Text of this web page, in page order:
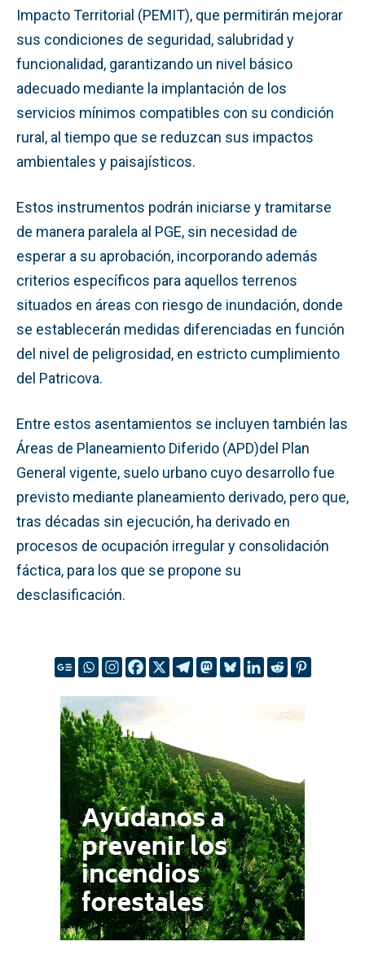
Impacto Territorial (PEMIT), que permitirán mejorar
sus condiciones de seguridad, salubridad y
funcionalidad, garantizando un nivel básico
adecuado mediante la implantación de los
servicios mínimos compatibles con su condición
rural, al tiempo que se reduzcan sus impactos
ambientales y paisajísticos.
Estos instrumentos podrán iniciarse y tramitarse
de manera paralela al PGE, sin necesidad de
esperar a su aprobación, incorporando además
criterios específicos para aquellos terrenos
situados en áreas con riesgo de inundación, donde
se establecerán medidas diferenciadas en función
del nivel de peligrosidad, en estricto cumplimiento
del Patricova.
Entre estos asentamientos se incluyen también las
Áreas de Planeamiento Diferido (APD)del Plan
General vigente, suelo urbano cuyo desarrollo fue
previsto mediante planeamiento derivado, pero que,
tras décadas sin ejecución, ha derivado en
procesos de ocupación irregular y consolidación
fáctica, para los que se propone su
desclasificación.